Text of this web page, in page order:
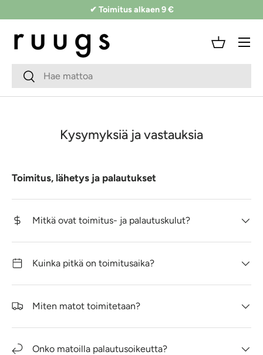
Siirry sisältöön
✔ Toimitus alkaen 9 €
Hakukenttä
Lähetä
Kori
Valikko
Kysymyksiä ja vastauksia
Toimitus, lähetys ja palautukset
Mitkä ovat toimitus- ja palautuskulut?
Kuinka pitkä on toimitusaika?
Miten matot toimitetaan?
Onko matoilla palautusoikeutta?